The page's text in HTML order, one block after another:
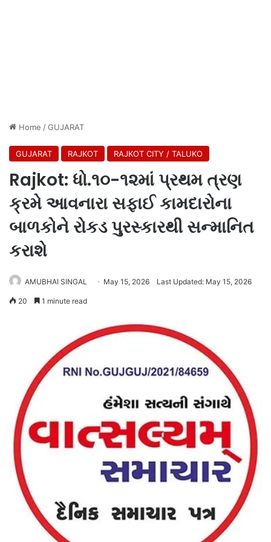
Home /GUJARAT
GUJARAT RAJKOT RAJKOT CITY / TALUKO
Rajkot: ધો.૧૦-૧૨માં પ્રથમ ત્રણ
ક્રમે આવનારા સફાઈ કામદારોના
બાળકોને રોકડ પુરસ્કારથી સન્માનિત
કરાશે
AMUBHAI SINGAL May 15, 2026 Last Updated: May 15, 2026
20 1 minute read